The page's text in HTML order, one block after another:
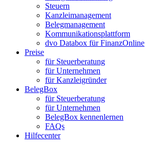
Steuern
Kanzleimanagement
Belegmanagement
Kommunikationsplattform
dvo Databox für FinanzOnline
Preise
für Steuerberatung
für Unternehmen
für Kanzleigründer
BelegBox
für Steuerberatung
für Unternehmen
BelegBox kennenlernen
FAQs
Hilfecenter